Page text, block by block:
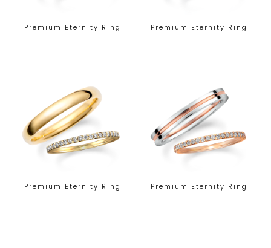
Premium Eternity Ring Premium Eternity Ring
Premium Eternity Ring Premium Eternity Ring